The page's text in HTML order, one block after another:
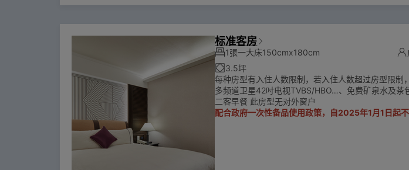
标准客房
1張一大床150cmx180cm
3.5坪
每种房型有入住人数限制，若入住人数超过房型限制
多频道卫星42吋电视TVBS/HBO…、免费矿泉水及茶
二客早餐 此房型无对外窗户
配合政府一次性备品使用政策，自​​2025年1月1日起